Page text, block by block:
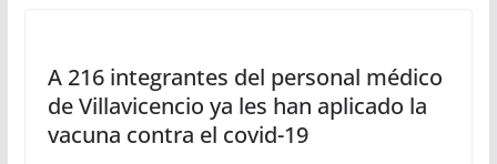
A 216 integrantes del personal médico
de Villavicencio ya les han aplicado la
vacuna contra el covid-19